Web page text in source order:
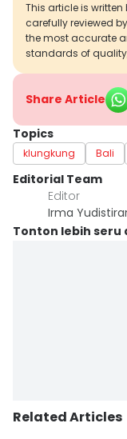
This article is
carefully reviewed
the most accurate
standards of
Share Article
Topics
klungkung Bali
Editorial Team
Editor
Irma
Tonton lebih seru
Related Articles